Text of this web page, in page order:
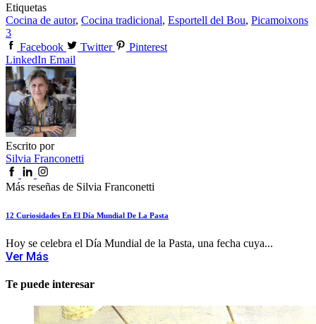
Etiquetas
Cocina de autor, Cocina tradicional, Esportell del Bou, Picamoixons
3
Facebook
Twitter
Pinterest
LinkedIn Email
Escrito por
Silvia Franconetti
Más reseñas de Silvia Franconetti
12 Curiosidades En El Día Mundial De La Pasta
Hoy se celebra el Día Mundial de la Pasta, una fecha cuya...
Ver Más
Te puede interesar